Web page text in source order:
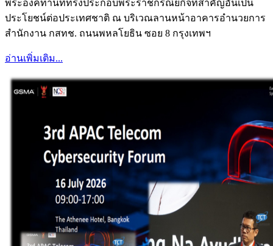
พระองค์ท่านที่ทรงประกอบพระราชกรณียกิจที่สำคัญอันเป็น
ประโยชน์ต่อประเทศชาติ ณ บริเวณลานหน้าอาคารอำนวยการ
สำนักงาน กสทช. ถนนพหลโยธิน ซอย 8 กรุงเทพฯ
อ่านเพิ่มเติม...